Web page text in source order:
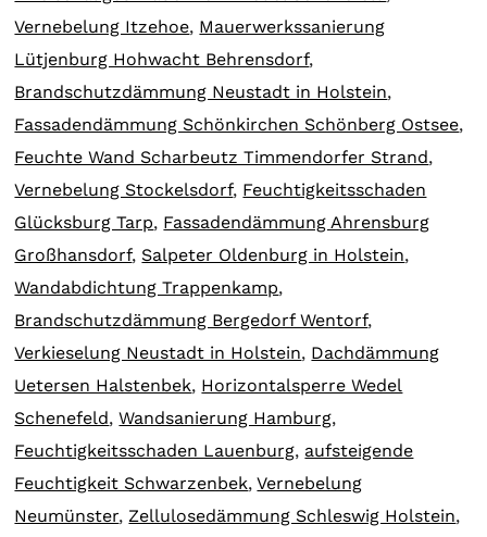
Vernebelung Itzehoe, Mauerwerkssanierung
Lütjenburg Hohwacht Behrensdorf,
Brandschutzdämmung Neustadt in Holstein,
Fassadendämmung Schönkirchen Schönberg Ostsee,
Feuchte Wand Scharbeutz Timmendorfer Strand,
Vernebelung Stockelsdorf, Feuchtigkeitsschaden
Glücksburg Tarp, Fassadendämmung Ahrensburg
Großhansdorf, Salpeter Oldenburg in Holstein,
Wandabdichtung Trappenkamp,
Brandschutzdämmung Bergedorf Wentorf,
Verkieselung Neustadt in Holstein, Dachdämmung
Uetersen Halstenbek, Horizontalsperre Wedel
Schenefeld,Wandsanierung Hamburg,
Feuchtigkeitsschaden Lauenburg, aufsteigende
Feuchtigkeit Schwarzenbek,Vernebelung
Neumünster,Zellulosedämmung Schleswig Holstein,